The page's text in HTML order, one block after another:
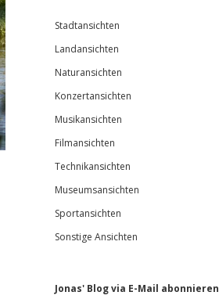
Stadtansichten
Landansichten
Naturansichten
Konzertansichten
Musikansichten
Filmansichten
Technikansichten
Museumsansichten
Sportansichten
Sonstige Ansichten
Jonas' Blog via E-Mail abonnieren